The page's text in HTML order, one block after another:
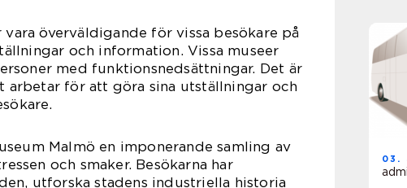
överväldigande för vissa besökare på
och information. Vissa museer
med funktionsnedsättningar. Det är
för att göra sina utställningar och
Malmö en imponerande samling av
och smaker. Besökarna har
utforska stadens industriella historia
03.